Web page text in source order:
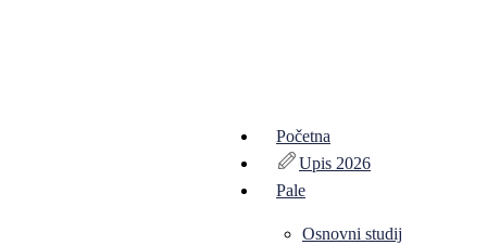
Početna
Upis 2026
Pale
Osnovni studij